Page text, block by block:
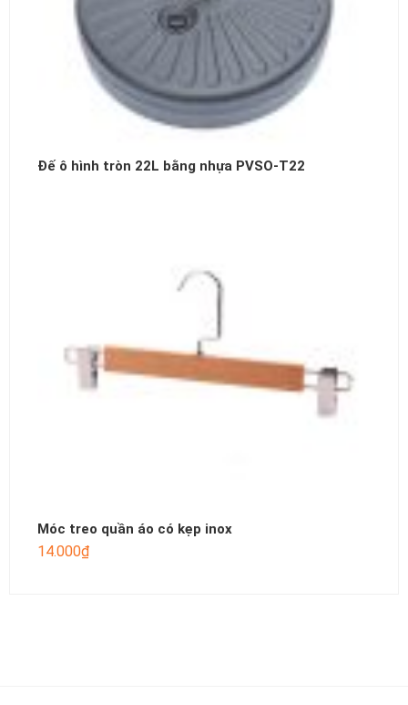
Đế ô hình tròn 22L bằng nhựa PVSO-T22
Móc treo quần áo có kẹp inox
14.000₫